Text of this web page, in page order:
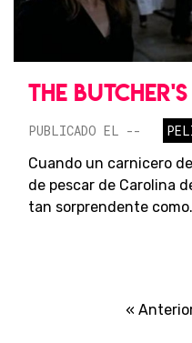
THE
PUBLICADO EL --
Cuando un carnicero
de pescar de Carolina
tan sorprendente
«